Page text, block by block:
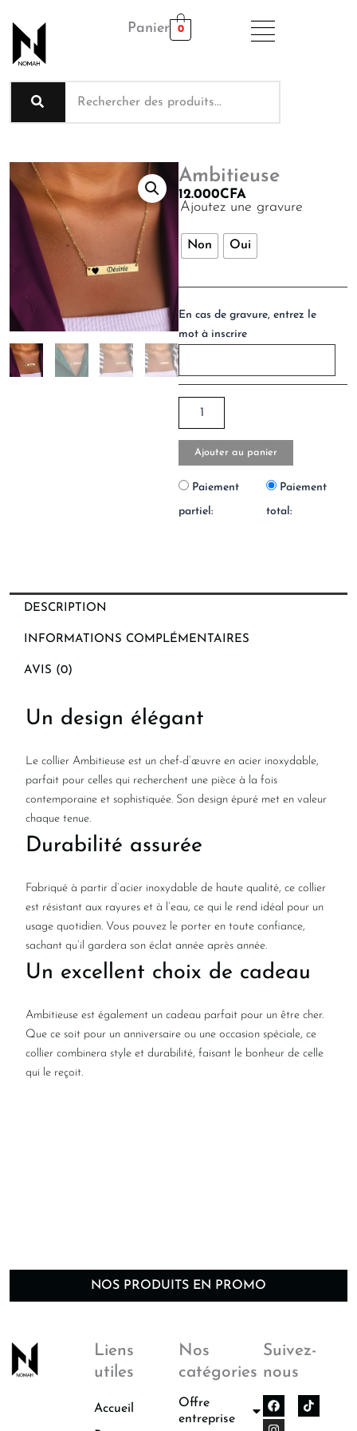
contenu
Panier 0
Ambitieuse
12.000CFA
Ajoutez une gravure
Non Oui
En cas de gravure, entrez le
mot à inscrire
quantité
Ambitieuse
Ajouter au panier
Paiement
partiel:
Paiement
total:
DESCRIPTION
INFORMATIONS COMPLÉMENTAIRES
AVIS (0)
Un design élégant
Le collier Ambitieuse est un chef-d’œuvre en acier inoxydable,
parfait pour celles qui recherchent une pièce à la fois
contemporaine et sophistiquée. Son design épuré met en valeur
chaque tenue.
Durabilité assurée
Fabriqué à partir d’acier inoxydable de haute qualité, ce collier
est résistant aux rayures et à l’eau, ce qui le rend idéal pour un
usage quotidien. Vous pouvez le porter en toute confiance,
sachant qu’il gardera son éclat année après année.
Un excellent choix de cadeau
Ambitieuse est également un cadeau parfait pour un être cher.
Que ce soit pour un anniversaire ou une occasion spéciale, ce
collier combinera style et durabilité, faisant le bonheur de celle
qui le reçoit.
NOS PRODUITS EN PROMO
Liens
utiles
Accueil
Nos
catégories
Offre
entreprise
Suivez-
nous
F
a
c
I
n
s